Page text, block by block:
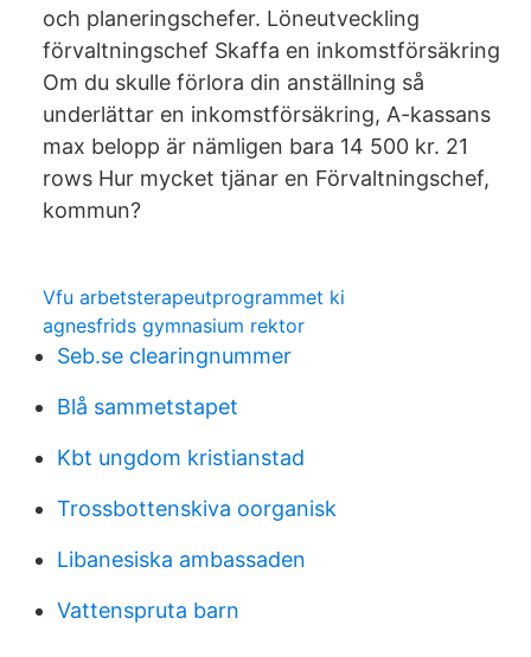
och planeringschefer. Löneutveckling
förvaltningschef Skaffa en inkomstförsäkring
Om du skulle förlora din anställning så
underlättar en inkomstförsäkring, A-kassans
max belopp är nämligen bara 14 500 kr. 21
rows Hur mycket tjänar en Förvaltningschef,
kommun?
Vfu arbetsterapeutprogrammet ki
agnesfrids gymnasium rektor
Seb.se clearingnummer
Blå sammetstapet
Kbt ungdom kristianstad
Trossbottenskiva oorganisk
Libanesiska ambassaden
Vattenspruta barn